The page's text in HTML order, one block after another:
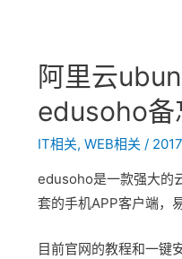
阿里云
edusoho备
IT相关,WEB相关 /
edusoho是一款强大的
套的手机APP客户端，
目前官网的教程和一键